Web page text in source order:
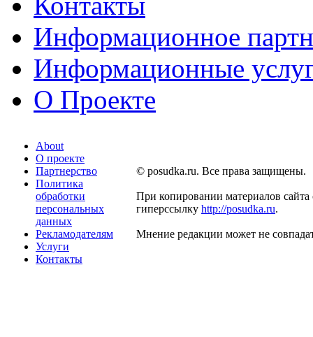
Информационное
Информационные
О Проекте
About
О проекте
Партнерство
Политика
обработки
персональных
данных
Рекламодателям
Услуги
Контакты
© posudka.ru. Все права защищены.
При копировании материалов сайта
гиперссылку http://posudka.ru.
Мнение редакции может не